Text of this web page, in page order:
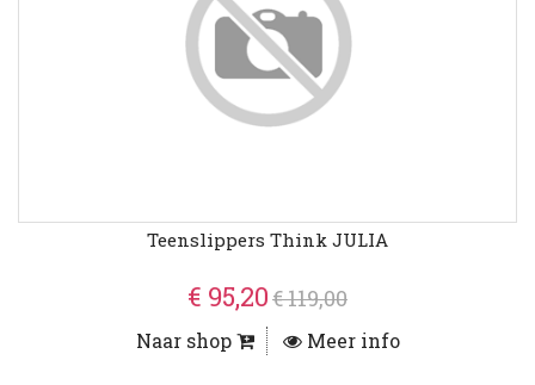
Teenslippers Think JULIA
€ 95,20€ 119,00
Naar shop Meer info